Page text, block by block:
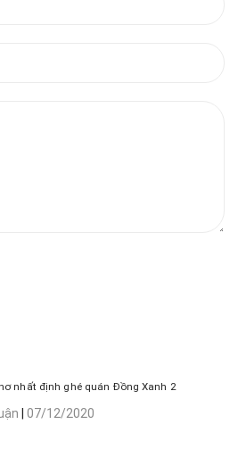
nhất định ghé quán Đồng Xanh 2
07/12/2020